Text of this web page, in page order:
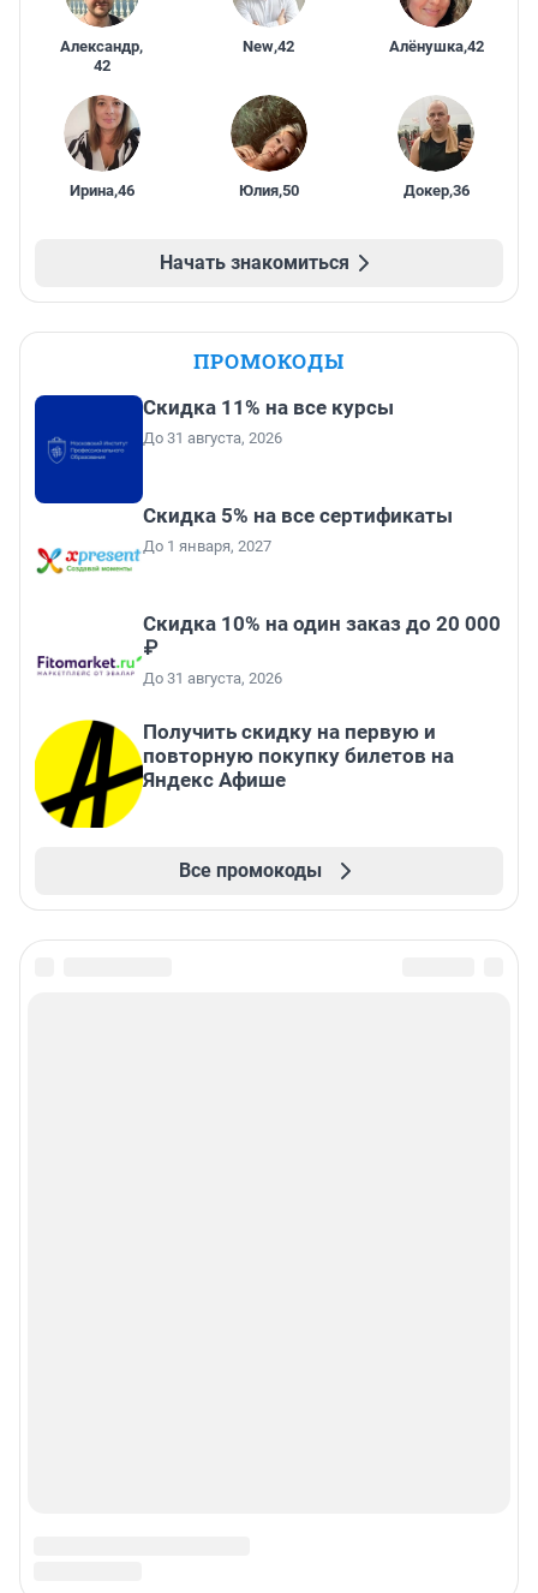
Александр,
42
New,42 Алёнушка,42
Ирина,46 Юлия,50 Докер,36
Начать знакомиться
ПРОМОКОДЫ
Скидка 11% на все курсы
До 31 августа, 2026
Скидка 5% на все сертификаты
До 1 января, 2027
Скидка 10% на один заказ до 20 000
₽
До 31 августа, 2026
Получить скидку на первую и
повторную покупку билетов на
Яндекс Афише
Все промокоды